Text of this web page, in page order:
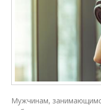
Мужчинам,